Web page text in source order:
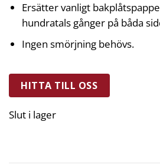
Ersätter vanligt
hundratals gånger på båda
Ingen smörjning behövs.
HITTA TILL OSS
Slut i lager